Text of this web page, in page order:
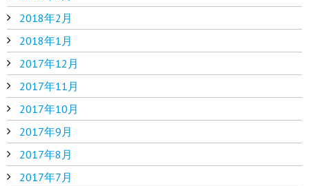
2018年2月
2018年1月
2017年12月
2017年11月
2017年10月
2017年9月
2017年8月
2017年7月